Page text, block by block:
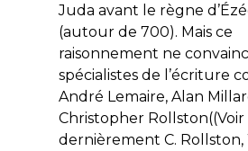
Juda avant le règne
(autour de 700). Mais ce
raisonnement ne
spécialistes de l’écriture
André Lemaire, Alan
Christopher Rollston((Voir
dernièrement C. Rollston,